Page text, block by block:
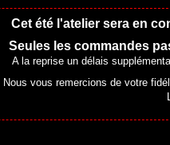
Cet été l'atelier sera en
Seules les commandes
A la reprise un délais
Nous vous remercions de votre